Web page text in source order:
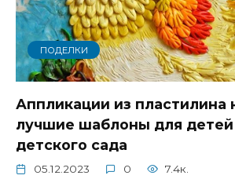
ПОДЕЛКИ
Аппликации из пластилина
лучшие шаблоны для
детского сада
05.12.2023 0 7.4к.